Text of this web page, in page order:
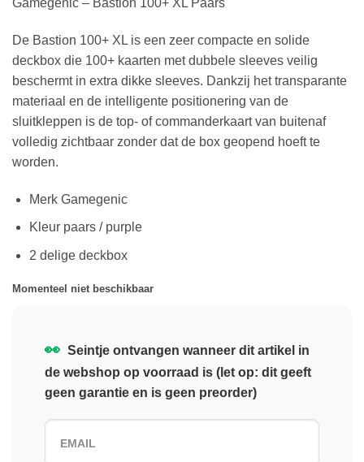
Gamegenic – Bastion 100+ XL Paars
De Bastion 100+ XL is een zeer compacte en solide
deckbox die 100+ kaarten met dubbele sleeves veilig
beschermt in extra dikke sleeves. Dankzij het transparante
materiaal en de intelligente positionering van de
sluitkleppen is de top- of commanderkaart van buitenaf
volledig zichtbaar zonder dat de box geopend hoeft te
worden.
Merk Gamegenic
Kleur paars / purple
2 delige deckbox
Momenteel niet beschikbaar
👀 Seintje ontvangen wanneer dit artikel in
de webshop op voorraad is (let op: dit geeft
geen garantie en is geen preorder)